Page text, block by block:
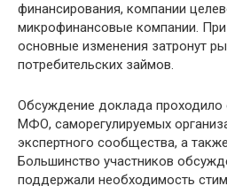
финансирования, компании
микрофинансовые компании.
основные изменения затронут
потребительских займов.
Обсуждение доклада проходило
МФО, саморегулируемых
экспертного сообщества, а
Большинство участников
поддержали необходимость